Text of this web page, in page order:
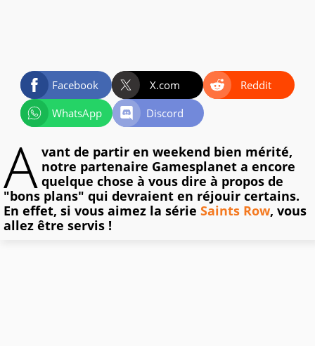
Facebook X.com
Reddit
WhatsApp
Discord
A vant de partir en weekend bien mérité,
notre partenaire Gamesplanet a encore
quelque chose à vous dire à propos de
"bons plans" qui devraient en réjouir certains.
En effet, si vous aimez la série Saints Row, vous
allez être servis !